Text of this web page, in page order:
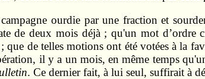
ourdie par une fraction et
de deux mois déjà ; qu'un mot d’ordre
; que de telles motions ont été votées à la
il y a un mois, en même temps
. Ce dernier fait, à lui seul, suffirait à